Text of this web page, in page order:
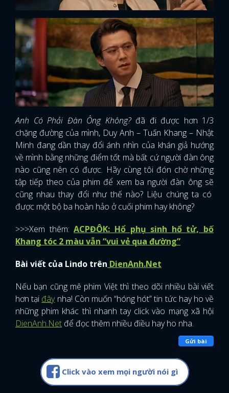
Anh Có Phải Đàn Ông Không?đã đi được hơn 1/3
chặng đường của mình, Duy Anh – Tuấn Khang – Nhật
Minh đang dần thay đổi ánh nhìn của khán giả hướng
về mình bằng những điểm tốt mà bất cứ người đàn ông
nào cũng nên có được. Hãy cùng tôi đón chờ những
tập tiếp theo của phim để xem ba người đàn ông sẽ
cũng nhau thay đổi như thế nào? Liệu chúng ta có
được một bộ ba hoàn hảo ở cuối phim hay không?
>>>Xem thêm: ACPĐÔK: Hổ phụ sinh hổ tử, bố
Khang tóc 2 màu vẫn “vui vẻ qua đường”
Bài viết của Lindo trên DienAnh.Net
Nếu bạn cũng mê phim Việt thì theo dõi nhiều bài viết
hơn tại đâynha! Còn muốn “hóng hót” tin tức hay ho về
những phim khác thì nhanh tay click vào mạng xã hội
DienAnh.Net để đọc thêm nhiều điều hay ho nha.
Gửi bài
Click vào xem mọi người nói gì